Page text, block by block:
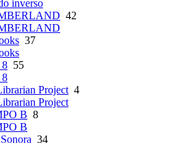
inverso
42
37
8 55
8
Project4
Project
B 8
B
34